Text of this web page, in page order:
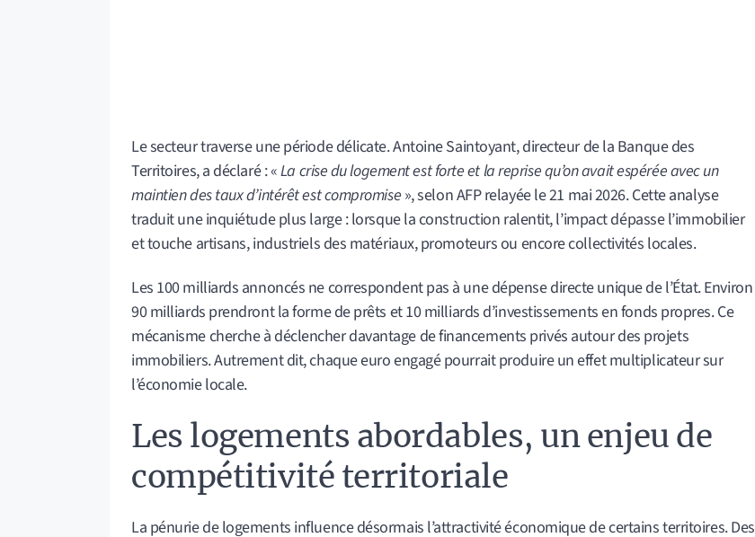
Le secteur traverse une période délicate. Antoine Saintoyant, directeur de la Banque des
Territoires, a déclaré : «La crise du logement est forte et la reprise qu’on avait espérée avec un
maintien des taux d’intérêt est compromise », selon AFP relayée le 21 mai 2026. Cette analyse
traduit une inquiétude plus large : lorsque la construction ralentit, l’impact dépasse l’immobilier
et touche artisans, industriels des matériaux, promoteurs ou encore collectivités locales.
Les 100 milliards annoncés ne correspondent pas à une dépense directe unique de l’État. Environ
90 milliards prendront la forme de prêts et 10 milliards d’investissements en fonds propres. Ce
mécanisme cherche à déclencher davantage de financements privés autour des projets
immobiliers. Autrement dit, chaque euro engagé pourrait produire un effet multiplicateur sur
l’économie locale.
Les logements abordables, un enjeu de
compétitivité territoriale
La pénurie de logements influence désormais l’attractivité économique de certains territoires. Des